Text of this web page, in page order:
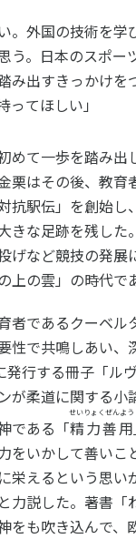
。外国の技術を学
う。日本のスポー
み出すきっかけを
ってほしい」
めて一歩を踏み出
栗はその後、教育
抗駅伝」を創始
きな足跡を残した
げなど競技の発展
上の雲」の時代で
者であるクーベル
性で共鳴しあい、
発行する冊子「ル
が柔道に関する小
である「精力善用
せいりょくぜんよう
をいかして善いこ
栄えるという思い
力説した。著書「
をも吹き込んで、